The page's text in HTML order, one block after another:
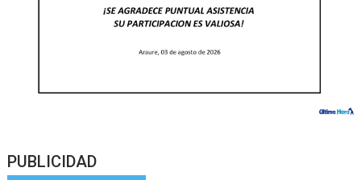
PUBLICIDAD